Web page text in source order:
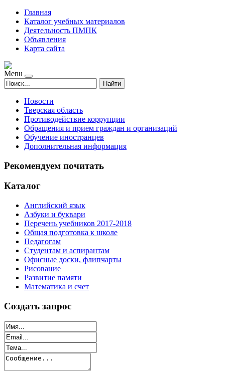
Главная
Каталог учебных материалов
Деятельность ПМПК
Объявления
Карта сайта
Menu
Найти
Новости
Тверская область
Противодействие коррупции
Обращения и прием граждан и организаций
Обучение иностранцев
Дополнительная информация
Рекомендуем почитать
Каталог
Английский язык
Азбуки и буквари
Перечень учебников 2017-2018
Общая подготовка к школе
Педагогам
Студентам и аспирантам
Офисные доски, флипчарты
Рисование
Развитие памяти
Математика и счет
Создать запрос